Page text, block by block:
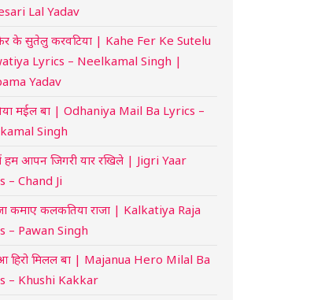
Lal Yadav
के सुतेलु करवटिया | Kahe Fer Ke Sutelu
Lyrics – Neelkamal Singh |
Yadav
मईल बा | Odhaniya Mail Ba Lyrics –
Singh
हम आपन जिगरी यार रखिले | Jigri Yaar
– Chand Ji
कमाए कलकतिया राजा | Kalkatiya Raja
– Pawan Singh
हिरो मिलल बा | Majanua Hero Milal Ba
– Khushi Kakkar